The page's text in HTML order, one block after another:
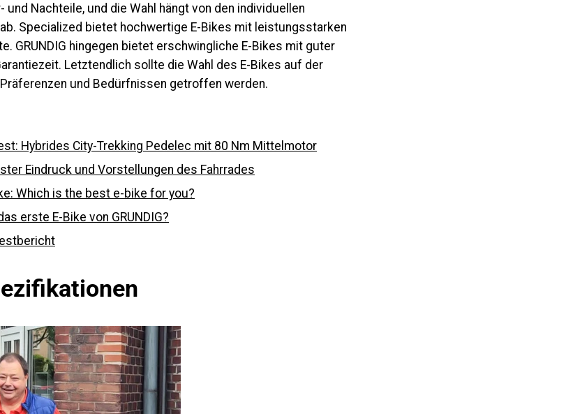
und Nachteile, und die Wahl hängt von den individuellen
Specialized bietet hochwertige E-Bikes mit leistungsstarken
GRUNDIG hingegen bietet erschwingliche E-Bikes mit guter
Letztendlich sollte die Wahl des E-Bikes auf der
und Bedürfnissen getroffen werden.
Hybrides City-Trekking Pedelec mit 80 Nm Mittelmotor
Eindruck und Vorstellungen des Fahrrades
Which is the best e-bike for you?
erste E-Bike von GRUNDIG?